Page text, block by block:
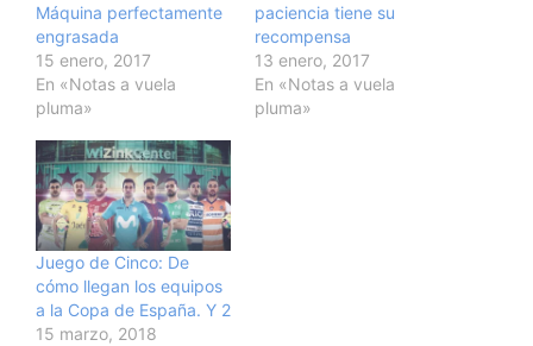
Máquina perfectamente
engrasada
15 enero, 2017
En «Notas a vuela
pluma»
paciencia tiene su
recompensa
13 enero, 2017
En «Notas a vuela
pluma»
Juego de Cinco: De
cómo llegan los equipos
a la Copa de España. Y 2
15 marzo, 2018